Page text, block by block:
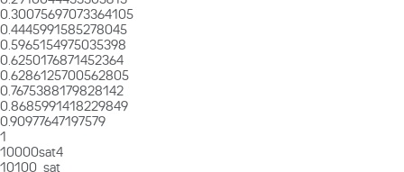
0.30075697073364105
0.4445991585278045
0.5965154975035398
0.6250176871452364
0.6286125700562805
0.7675388179828142
0.8685991418229849
0.90977647197579
1
10000sat4
10100_sat